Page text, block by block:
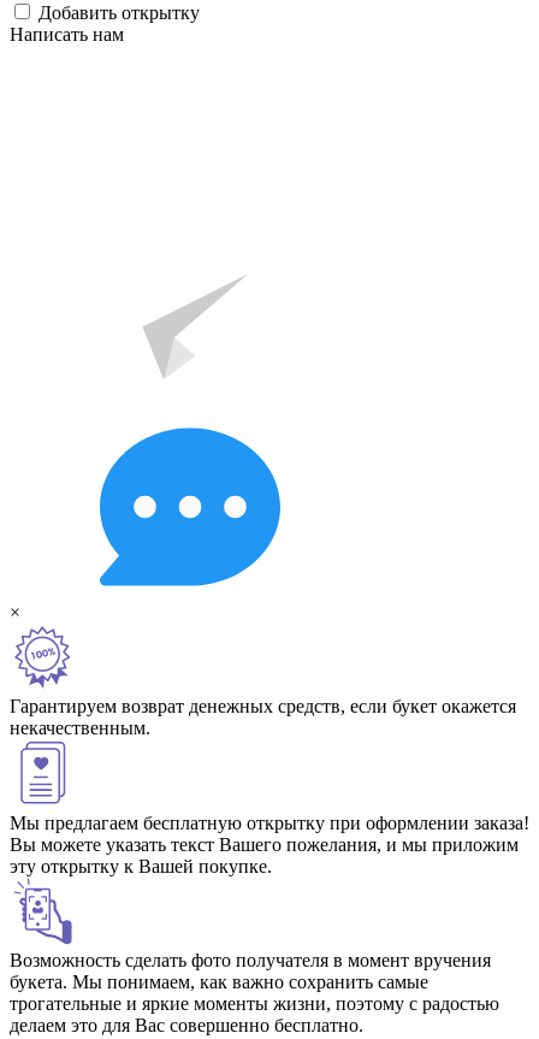
Добавить открытку
Написать нам
×
Гарантируем возврат денежных средств, если букет окажется
некачественным.
Мы предлагаем бесплатную открытку при оформлении заказа!
Вы можете указать текст Вашего пожелания, и мы приложим
эту открытку к Вашей покупке.
Возможность сделать фото получателя в момент вручения
букета. Мы понимаем, как важно сохранить самые
трогательные и яркие моменты жизни, поэтому с радостью
делаем это для Вас совершенно бесплатно.